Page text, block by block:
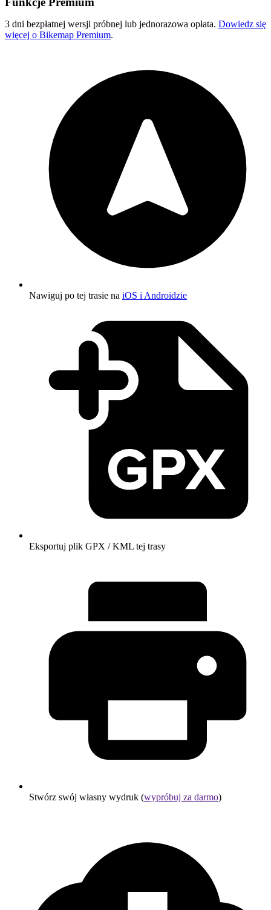
3 dni bezpłatnej wersji próbnej lub jednorazowa opłata. Dowiedz się
więcej o Bikemap Premium.
Nawiguj po tej trasie na iOS i Androidzie
Eksportuj plik GPX / KML tej trasy
Stwórz swój własny wydruk (wypróbuj za darmo)